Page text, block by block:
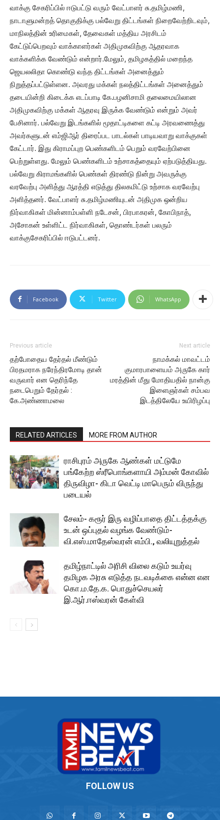
வாக்கு சேகரிப்பில் ஈடுபட்டு வரும் வேட்பாளர் சு.தமிழ்மணி,
நாடாளுமன்றத் தொகுதிக்கு பல்வேறு திட்டங்கள் நிறைவேற்றிடவும்,
மாநிலத்தின் உரிமைகள், தேவைகள் மத்திய அரசிடம்
கேட்டுப்பெறவும் வாக்காளர்கள் அதிமுகவிற்கு ஆதரவாக
வாக்களிக்க வேண்டும் என்றார்.மேலும், தமிழகத்தில் மறைந்த
ஜெயலலிதா கொண்டு வந்த திட்டங்கள் அனைத்தும்
நிறுத்தப்பட்டுள்ளன. அவரது மக்கள் நலத்திட்டங்கள் அனைத்தும்
தடையின்றி கிடைக்க எடப்பாடி கே.பழனிசாமி தலைமையிலான
அதிமுகவிற்கு மக்கள் ஆதரவு இருக்க வேண்டும் என்றும் அவர்
பேசினார். பல்வேறு இடங்களில் மூதாட்டிகளை கட்டி அரவணைத்து
அவர்களுடன் எம்ஜிஆர் திரைப்பட பாடல்கள் பாடியவாறு வாக்குகள்
கேட்டார். இது கிராமப்புற பெண்களிடம் பெறும் வரவேற்பினை
பெற்றுள்ளது. மேலும் பெண்களிடம் உற்சாகத்தையும் ஏற்படுத்தியது.
பல்வேறு கிராமங்களில் பெண்கள் திரண்டு நின்று அவருக்கு
வரவேற்பு அளித்து ஆரத்தி எடுத்து திலகமிட்டு உற்சாக வரவேற்பு
அளித்தனர். வேட்பாளர் சு.தமிழ்மணியுடன் அதிமுக ஒன்றிய
நிர்வாகிகள் மின்னாம்பள்ளி நடேசன், பிரபாகரன், கோபிநாத்,
அசோகன் உள்ளிட்ட நிர்வாகிகள், தொண்டர்கள் பலரும்
வாக்குசேகரிப்பில் ஈடுபட்டனர்.
Facebook Twitter WhatsApp
Previous article
தற்போதைய தேர்தல் மீண்டும்
பிரதமராக நரேந்திரமோடி தான்
வருவார் என தெரிந்தே
நடைபெறும் தேர்தல் :
கே.அண்ணாமலை
Next article
நாமக்கல் மாவட்டம்
குமாரபாளையம் அருகே கார்
மரத்தின் மீது மோதியதில் நான்கு
இளைஞர்கள் சம்பவ
இடத்திலேயே உயிரிழப்பு
RELATED ARTICLES MORE FROM AUTHOR
ராசிபுரம் அருகே ஆண்கள் மட்டுமே
பங்கேற்ற ஸ்ரீபொங்களாயி அம்மன் கோவில்
திருவிழா- கிடா வெட்டி மாபெரும் விருந்து
படையல்
சேலம்- கரூர் இரு வழிப்பாதை திட்டத்தக்கு
உடன் ஒப்புதல் வழங்க வேண்டும்-
வி.எஸ்.மாதேஸ்வரன் எம்பி., வலியுறுத்தல்
தமிழ்நாட்டில் அரிசி விலை கடும் உயர்வு
தமிழக அரசு எடுத்த நடவடிக்கை என்ன என
கொ.ம.தே.க. பொதுச்செயலர்
இ.ஆர்.ஈஸ்வரன் கேள்வி
FOLLOW US